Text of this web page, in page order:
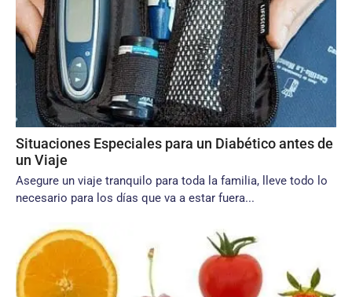
Situaciones Especiales para un Diabético antes de
un Viaje
Asegure un viaje tranquilo para toda la familia, lleve todo lo
necesario para los días que va a estar fuera...